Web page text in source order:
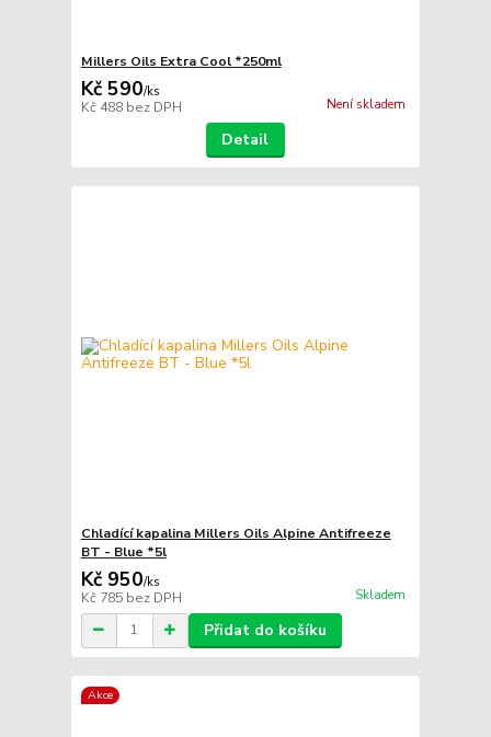
Millers Oils Extra Cool *250ml
Kč 590/ks
Kč 488 bez DPH Není skladem
Detail
Chladící kapalina Millers Oils Alpine Antifreeze
BT - Blue *5l
Kč 950/ks
Kč 785 bez DPH Skladem
Přidat do košíku
Akce